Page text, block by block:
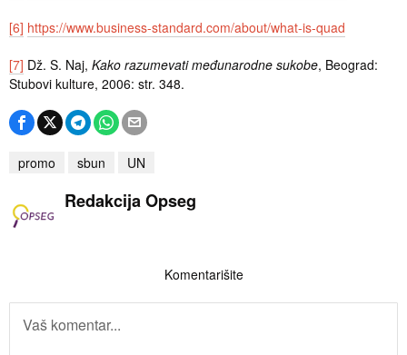
[6] https://www.business-standard.com/about/what-is-quad
[7] Dž. S. Naj, Kako razumevati međunarodne sukobe, Beograd:
Stubovi kulture, 2006: str. 348.
promo sbun UN
Redakcija Opseg
Komentarišite